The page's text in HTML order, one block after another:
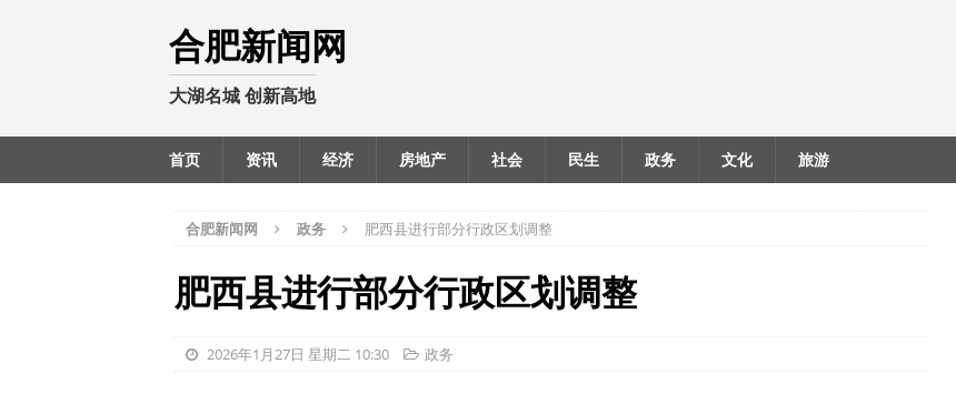
合肥新闻网
大湖名城 创新高地
首页 资讯 经济 房地产 社会 民生 政务 文化 旅游
合肥新闻网 政务 肥西县进行部分行政区划调整
肥西县进行部分行政区划调整
2026年1月27日 星期二 10:30 政务